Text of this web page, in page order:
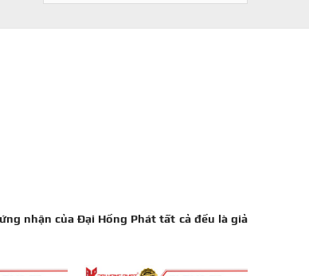
nhận của Đại Hồng Phát tất cả đều là giả